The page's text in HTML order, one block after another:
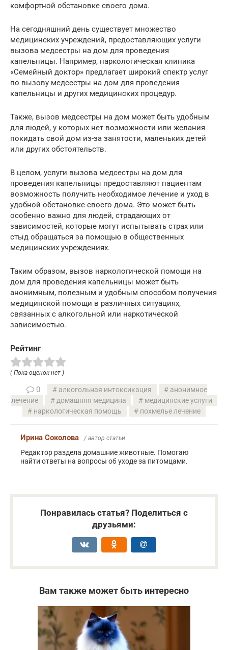
комфортной обстановке своего дома.
На сегодняшний день существует множество
медицинских учреждений, предоставляющих услуги
вызова медсестры на дом для проведения
капельницы. Например, наркологическая клиника
«Семейный доктор» предлагает широкий спектр услуг
по вызову медсестры на дом для проведения
капельницы и других медицинских процедур.
Также, вызов медсестры на дом может быть удобным
для людей, у которых нет возможности или желания
покидать свой дом из-за занятости, маленьких детей
или других обстоятельств.
В целом, услуги вызова медсестры на дом для
проведения капельницы предоставляют пациентам
возможность получить необходимое лечение и уход в
удобной обстановке своего дома. Это может быть
особенно важно для людей, страдающих от
зависимостей, которые могут испытывать страх или
стыд обращаться за помощью в общественных
медицинских учреждениях.
Таким образом, вызов наркологической помощи на
дом для проведения капельницы может быть
анонимным, полезным и удобным способом получения
медицинской помощи в различных ситуациях,
связанных с алкогольной или наркотической
зависимостью.
Рейтинг
( Пока оценок нет )
0 алкогольная интоксикация
анонимное
лечение
домашняя медицина
медицинские услуги
наркологическая помощь
похмелье лечение
Ирина Соколова / автор статьи
Редактор раздела домашние животные. Помогаю
найти ответы на вопросы об уходе за питомцами.
Понравилась статья? Поделиться с
друзьями:
Вам также может быть интересно